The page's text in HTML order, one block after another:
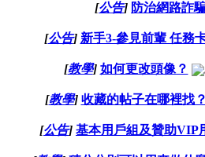
[公告] 防治網路詐
[公告] 新手3-參見前輩 任務
[教學] 如何更改頭像？
[教學] 收藏的帖子在哪裡找
[公告] 基本用戶組及贊助VIP